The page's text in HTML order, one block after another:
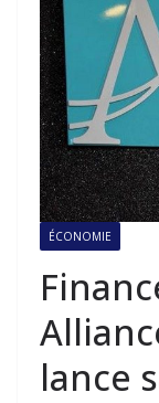
ÉCONOMIE
lance